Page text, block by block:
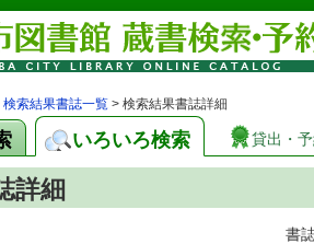
検索結果書誌一覧 > 検索結果書誌詳細
いろいろ検索 貸出・
詳細
書